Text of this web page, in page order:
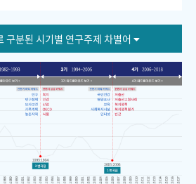
구분된 시기별 연구주제 차별어